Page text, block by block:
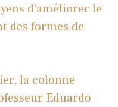
d'améliorer le
des formes de
la colonne
Eduardo